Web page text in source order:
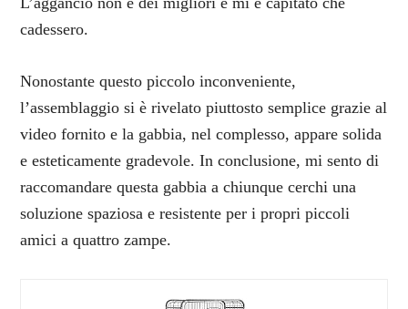
cadessero.
Nonostante questo piccolo inconveniente,
l’assemblaggio si è rivelato piuttosto semplice grazie al
video fornito e la gabbia, nel complesso, appare solida
e esteticamente gradevole. In conclusione, mi sento di
raccomandare questa gabbia a chiunque cerchi una
soluzione spaziosa e resistente per i propri piccoli
amici a quattro zampe.